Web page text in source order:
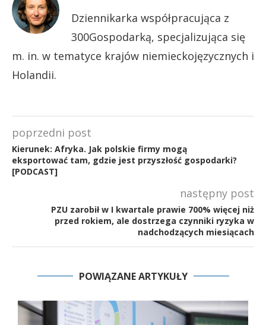
Dziennikarka współpracująca z
300Gospodarką, specjalizująca się
m. in. w tematyce krajów niemieckojęzycznych i
Holandii.
poprzedni post
Kierunek: Afryka. Jak polskie firmy mogą
eksportować tam, gdzie jest przyszłość gospodarki?
[PODCAST]
następny post
PZU zarobił w I kwartale prawie 700% więcej niż
przed rokiem, ale dostrzega czynniki ryzyka w
nadchodzących miesiącach
POWIĄZANE ARTYKUŁY